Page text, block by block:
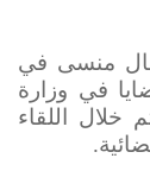
منسى في
في وزارة
خلال اللقاء